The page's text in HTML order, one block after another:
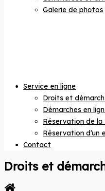
Galerie de photos
Service en ligne
Droits et
Démarches en
Réservation de
Réservation d’un
Contact
Droits et